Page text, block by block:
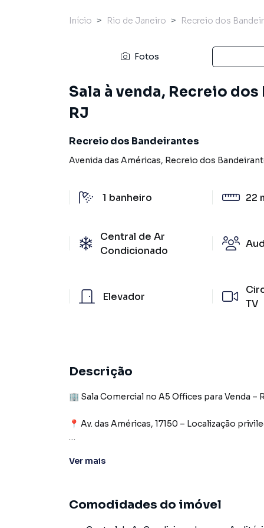
Início Rio de Janeiro Recreio dos
Fotos
Sala à venda, Recreio
RJ
Recreio dos Bandeirantes
Avenida das Américas, Recreio dos
1 banheiro 22
Central de Ar
Condicionado
Elevador
TV
Descrição
🏢 Sala Comercial no A5 Offices para Venda –
📍 Av. das Américas, 17150 – Localização
Ver mais
Comodidades do imóvel